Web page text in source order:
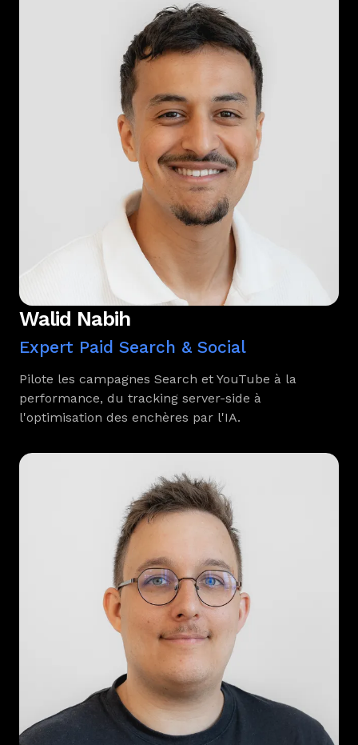
Walid Nabih
Expert Paid Search & Social
Pilote les campagnes Search et YouTube à la
performance, du tracking server-side à
l'optimisation des enchères par l'IA.